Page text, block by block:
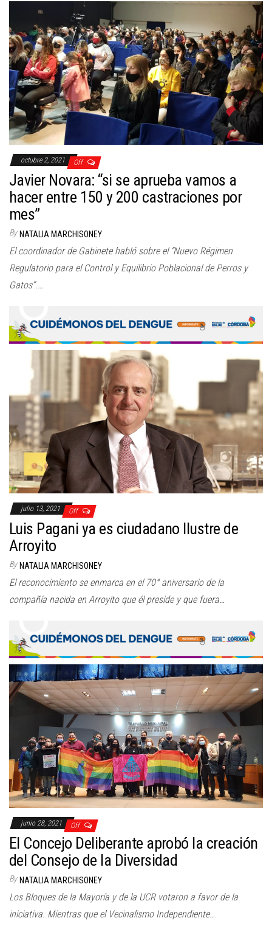
octubre 2, 2021 Off
Javier Novara: “si se aprueba vamos a
hacer entre 150 y 200 castraciones por
mes”
By NATALIA MARCHISONEY
El coordinador de Gabinete habló sobre el “Nuevo Régimen
Regulatorio para el Control y Equilibrio Poblacional de Perros y
Gatos”.…
julio 13, 2021 Off
Luis Pagani ya es ciudadano Ilustre de
Arroyito
By NATALIA MARCHISONEY
El reconocimiento se enmarca en el 70° aniversario de la
compañía nacida en Arroyito que él preside y que fuera…
junio 28, 2021 Off
El Concejo Deliberante aprobó la creación
del Consejo de la Diversidad
By NATALIA MARCHISONEY
Los Bloques de la Mayoría y de la UCR votaron a favor de la
iniciativa. Mientras que el Vecinalismo Independiente…